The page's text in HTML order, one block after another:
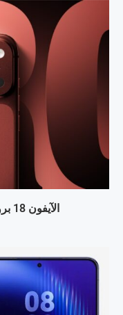
الآيفون 18 برو: لونٌ جديد يلوّن المستقبل.